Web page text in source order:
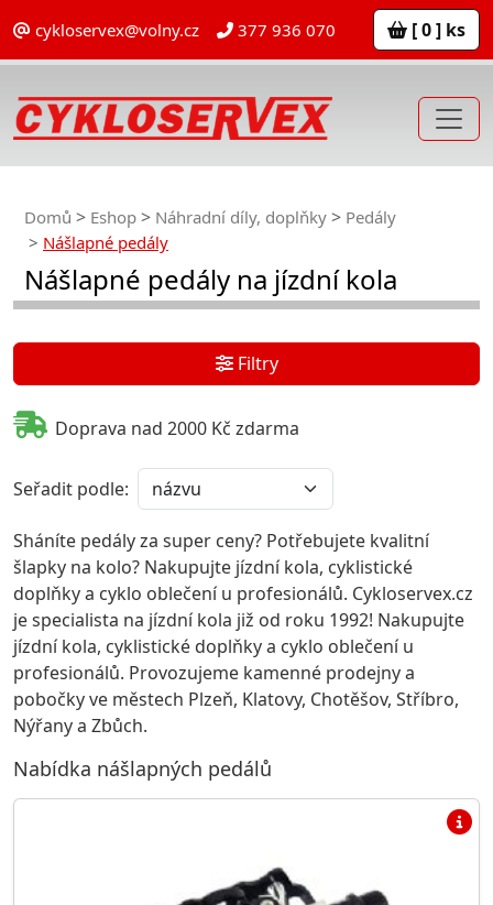
cykloservex@volny.cz 377 936 070 [ 0 ] ks
Domů Eshop Náhradní díly, doplňky
Pedály
Nášlapné pedály
Nášlapné pedály na jízdní kola
Filtry
Doprava nad 2000 Kč zdarma
Seřadit podle:
Sháníte pedály za super ceny? Potřebujete kvalitní
šlapky na kolo? Nakupujte jízdní kola, cyklistické
doplňky a cyklo oblečení u profesionálů. Cykloservex.cz
je specialista na jízdní kola již od roku 1992! Nakupujte
jízdní kola, cyklistické doplňky a cyklo oblečení u
profesionálů. Provozujeme kamenné prodejny a
pobočky ve městech Plzeň, Klatovy, Chotěšov, Stříbro,
Nýřany a Zbůch.
Nabídka nášlapných pedálů